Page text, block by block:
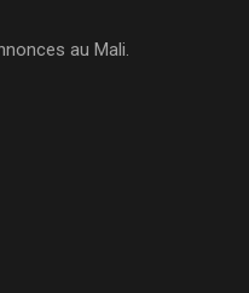
au Mali.